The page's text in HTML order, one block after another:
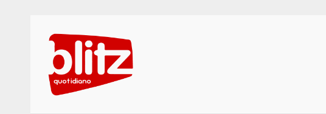
content